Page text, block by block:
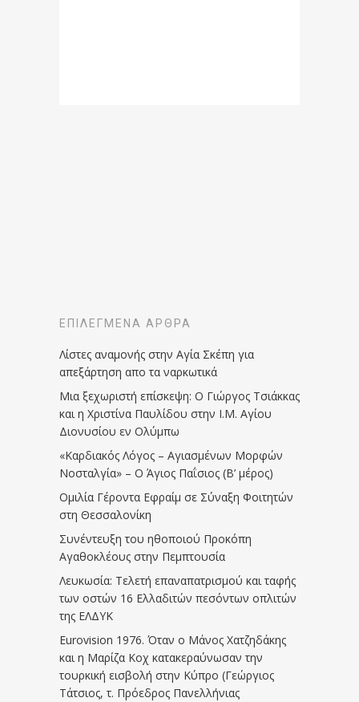
ΕΠΙΛΕΓΜΈΝΑ ΆΡΘΡΑ
Λίστες αναμονής στην Αγία Σκέπη για
απεξάρτηση απο τα ναρκωτικά
Μια ξεχωριστή επίσκεψη: Ο Γιώργος Τσιάκκας
και η Χριστίνα Παυλίδου στην Ι.Μ. Αγίου
Διονυσίου εν Ολύμπω
«Καρδιακός Λόγος – Αγιασμένων Μορφών
Νοσταλγία» – Ο Άγιος Παΐσιος (Β’ μέρος)
Ομιλία Γέροντα Εφραίμ σε Σύναξη Φοιτητών
στη Θεσσαλονίκη
Συνέντευξη του ηθοποιού Προκόπη
Αγαθοκλέους στην Πεμπτουσία
Λευκωσία: Τελετή επαναπατρισμού και ταφής
των οστών 16 Ελλαδιτών πεσόντων οπλιτών
της ΕΛΔΥΚ
Eurovision 1976. Όταν ο Μάνος Χατζηδάκης
και η Μαρίζα Κοχ κατακεραύνωσαν την
τουρκική εισβολή στην Κύπρο (Γεώργιος
Τάτσιος, τ. Πρόεδρος Πανελλήνιας